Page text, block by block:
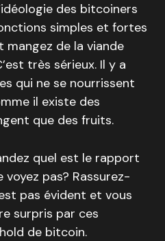
des bitcoiners
simples et fortes
de la viande
très sérieux. Il y a
qui ne se nourrissent
il existe des
que des fruits.
quel est le rapport
pas? Rassurez-
pas évident et vous
surpris par ces
de bitcoin.